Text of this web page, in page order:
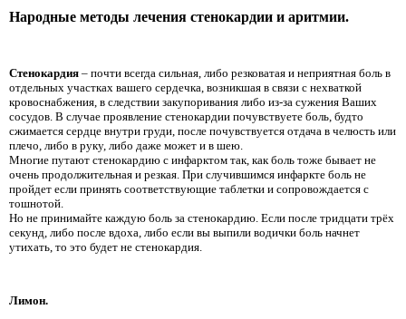
Народные методы лечения стенокардии и аритмии.
Стенокардия – почти всегда сильная, либо резковатая и неприятная боль в
отдельных участках вашего сердечка, возникшая в связи с нехваткой
кровоснабжения, в следствии закупоривания либо из-за сужения Ваших
сосудов. В случае проявление стенокардии почувствуете боль, будто
сжимается сердце внутри груди, после почувствуется отдача в челюсть или
плечо, либо в руку, либо даже может и в шею.
Многие путают стенокардию с инфарктом так, как боль тоже бывает не
очень продолжительная и резкая. При случившимся инфаркте боль не
пройдет если принять соответствующие таблетки и сопровождается с
тошнотой.
Но не принимайте каждую боль за стенокардию. Если после тридцати трёх
секунд, либо после вдоха, либо если вы выпили водички боль начнет
утихать, то это будет не стенокардия.
Лимон.